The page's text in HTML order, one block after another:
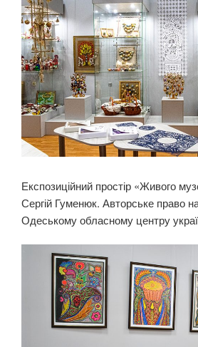
Експозиційний простір «Живого
Сергій Гуменюк. Авторське право
Одеському обласному центру